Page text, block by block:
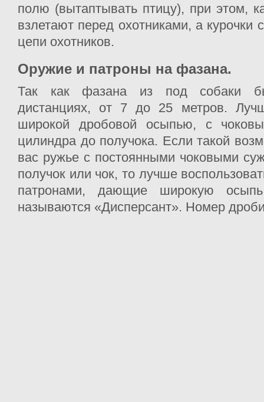
полю (вытаптывать птицу), при этом,
взлетают перед охотниками, а курочки
цепи охотников.
Оружие и патроны на фазана.
Так как фазана из под собаки
дистанциях, от 7 до 25 метров.
широкой дробовой осыпью, с
цилиндра до получока. Если такой
вас ружье с постоянными чоковыми
получок или чок, то лучше
патронами, дающие широкую
называются «Дисперсант». Номер